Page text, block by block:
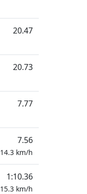
20.47
20.73
7.77
7.56
14.3 km/h
1:10.36
15.3 km/h